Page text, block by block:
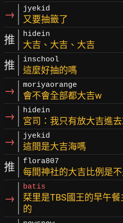
→ jyekid
又要抽籤了
推 hidein
大吉、大吉、大吉
推 inschool
這麼好抽的嗎
→ moriyaorange
會不會全部都大吉w
→ hidein
宮司：我只有放大吉進去
→ jyekid
這間是大吉海嗎
推 flora807
每間神社的大吉比例是
→
batis
栞里是TBS國王的早午
的